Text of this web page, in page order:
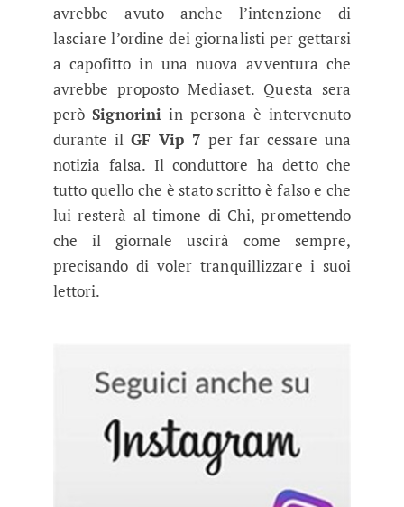
avrebbe avuto anche l’intenzione di
lasciare l’ordine dei giornalisti per gettarsi
a capofitto in una nuova avventura che
avrebbe proposto Mediaset. Questa sera
peròSignorini in persona è intervenuto
durante ilGF Vip 7 per far cessare una
notizia falsa. Il conduttore ha detto che
tutto quello che è stato scritto è falso e che
lui resterà al timone di Chi, promettendo
che il giornale uscirà come sempre,
precisando di voler tranquillizzare i suoi
lettori.